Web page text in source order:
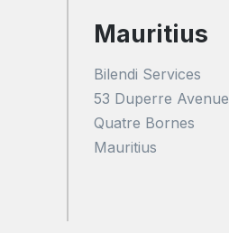
Mauritius
Bilendi Services
53 Duperre Avenue
Quatre Bornes
Mauritius